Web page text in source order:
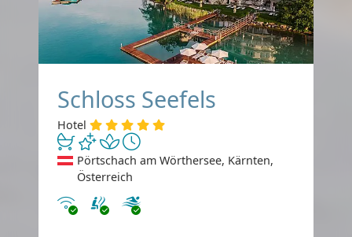
Schloss Seefels
Hotel
Pörtschach am Wörthersee, Kärnten,
Österreich
Internet